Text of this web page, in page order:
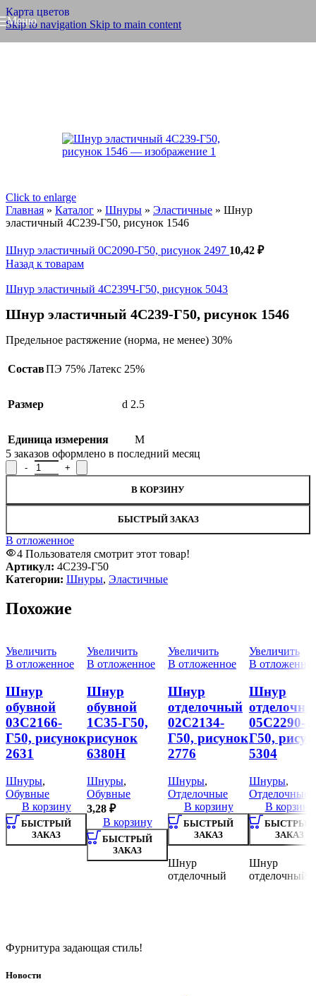
Карта цветов
Skip to navigation Skip to main content
Меню
Click to enlarge
Главная » Каталог » Шнуры » Эластичные » Шнур
эластичный 4С239-Г50, рисунок 1546
Шнур эластичный 0С2090-Г50, рисунок 2497 10,42 ₽
Назад к товарам
Шнур эластичный 4С239Ч-Г50, рисунок 5043
Шнур эластичный 4С239-Г50, рисунок 1546
Предельное растяжение (норма, не менее) 30%
СоставПЭ 75% Латекс 25%
Размер d 2.5
Единица измерения
М
5 заказов оформлено в последний месяц
Количество товара Шнур эластичный 4С239-Г50, рисунок 1546
В КОРЗИНУ
БЫСТРЫЙ ЗАКАЗ
В отложенное
4 Пользователя смотрит этот товар!
Артикул: 4С239-Г50
Категории: Шнуры, Эластичные
Похожие
Увеличить
В отложенное
Шнур
обувной
03С2166-
Г50, рисунок
2631
Шнуры,
Обувные
В корзину
БЫСТРЫЙ
ЗАКАЗ
Увеличить
В отложенное
Шнур
обувной
1С35-Г50,
рисунок
6380Н
Шнуры,
Обувные
3,28 ₽
В корзину
БЫСТРЫЙ
ЗАКАЗ
Увеличить
В отложенное
Шнур
отделочный
02С2134-
Г50, рисунок
2776
Шнуры,
Отделочные
В корзину
БЫСТРЫЙ
ЗАКАЗ
Шнур
отделочный
Увеличить
В
Шнур
05С2290-
Г50,
5304
Шнуры,
Отделочные
В корзину
БЫСТРЫЙ
ЗАКАЗ
Шнур
отделочный
Фурнитура задающая стиль!
Новости